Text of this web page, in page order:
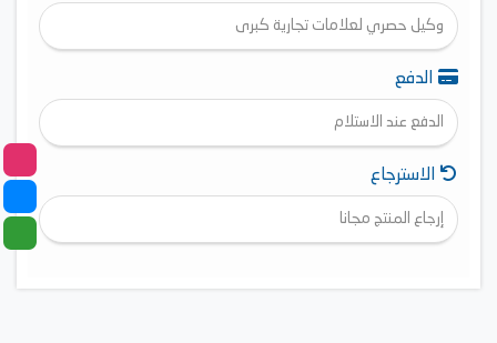
وكيل حصري لعلامات تجارية كبرى
الدفع
الدفع عند الاستلام
الاسترجاع
إرجاع المنتج مجانا